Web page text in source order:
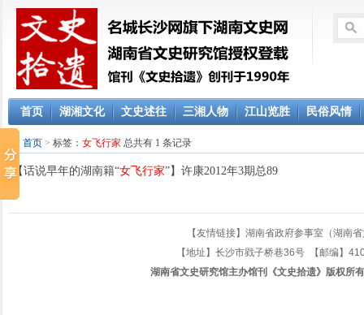
首页 湖湘文化 文史述往 三湘人物 江山览胜 民俗风情
首页 > 标签： 女飞行家 总共有 1 条记录
·【话说早年的湖南籍“女飞行家”】许康2012年3期总89
【友情链接】 湖南省政府参事室（湖南
【地址】长沙市戥子桥巷36号 【邮编】
湖南省文史研究馆主办馆刊《文史拾遗》版权所